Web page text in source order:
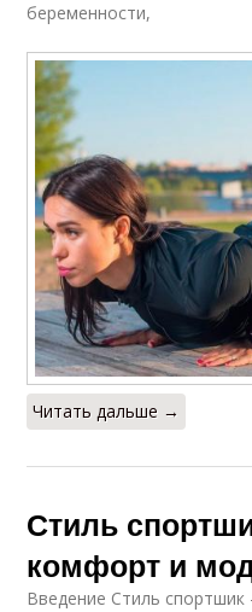
беременности,
Читать дальше →
Стиль
комфорт и
Введение Стиль спортшик